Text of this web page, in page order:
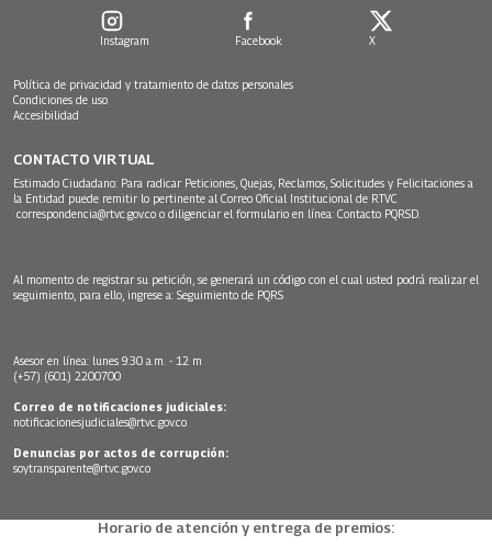
Instagram Facebook X
Política de privacidad y tratamiento de datos personales
Condiciones de uso
Accesibilidad
CONTACTO VIRTUAL
Estimado Ciudadano: Para radicar Peticiones, Quejas, Reclamos, Solicitudes y Felicitaciones a
la Entidad puede remitir lo pertinente al Correo Oficial Institucional de RTVC
correspondencia@rtvc.gov.co o diligenciar el formulario en línea: Contacto PQRSD.
Al momento de registrar su petición, se generará un código con el cual usted podrá realizar el
seguimiento, para ello, ingrese a: Seguimiento de PQRS
Asesor en línea: lunes 9:30 a.m. - 12 m
(+57) (601) 2200700
Correo de notificaciones judiciales:
notificacionesjudiciales@rtvc.gov.co
Denuncias por actos de corrupción:
soytransparente@rtvc.gov.co
Horario de atención y entrega de premios: